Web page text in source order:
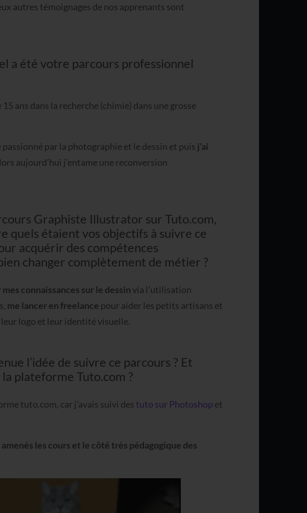
autres témoignages de nos apprenants sont
a été votre parcours professionnel
ans dans la recherche (chimie) dans une grosse
passionné par la photographie et le dessin et puis j’ai
aujourd’hui j’entame une reconversion
Graphiste Illustrator sur Tuto.com,
quels étaient vos objectifs à suivre ce
acquérir des compétences
changer complètement de métier ?
connaissances sur le dessin via l’utilisation
me lancer en freelance pour aider les petits artisans et
logo et leur identité visuelle.
l’idée de suivre ce parcours ? Et
plateforme Tuto.com ?
tuto.com, car j’avais suivi des tuto sur Photoshop et
amenés les cours et le côté très pédagogique des